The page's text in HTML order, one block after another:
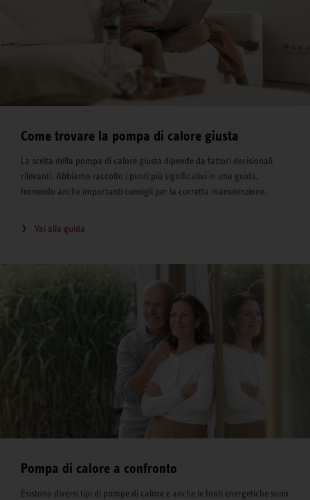
Come trovare la pompa di calore giusta
La scelta della pompa di calore giusta dipende da fattori decisionali
rilevanti. Abbiamo raccolto i punti più significativi in una guida,
fornendo anche importanti consigli per la corretta manutenzione.
Vai alla guida
Pompa di calore a confronto
Esistono diversi tipi di pompe di calore e anche le fonti energetiche sono